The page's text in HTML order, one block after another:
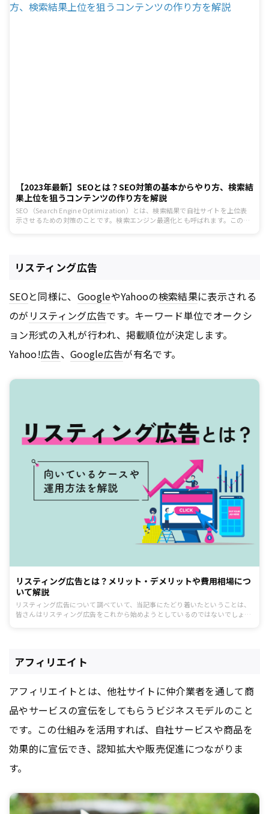
【2023年最新】SEOとは？SEO対策の基本からやり方、検索結
果上位を狙うコンテンツの作り方を解説
SEO（Search Engine Optimization）とは、検索結果で自社サイトを上位表
示させるための対策のことです。検索エンジン最適化とも呼ばれます。この記
リスティング広告
SEOと同様に、 GoogleやYahooの検索結果に表示される
のが リスティング広告です。キーワード単位でオークシ
ョン形式の入札が行われ、掲載順位が決定します。
Yahoo!広告、 Google広告が有名です。
リスティング広告とは？メリット・デメリットや費用相場につ
いて解説
リスティング広告について調べていて、当記事にたどり着いたということは、
皆さんはリスティング広告をこれから始めようとしているのではないでしょう
アフィリエイト
アフィリエイトとは、他社サイトに仲介業者を通して商
品やサービスの宣伝をしてもらうビジネスモデルのこと
です。この仕組みを活用すれば、自社サービスや商品を
効果的に宣伝でき、認知拡大や販売促進につながりま
す。